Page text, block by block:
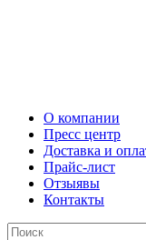
О компании
Пресс центр
Доставка и
Прайс-лист
Отзыявы
Контакты